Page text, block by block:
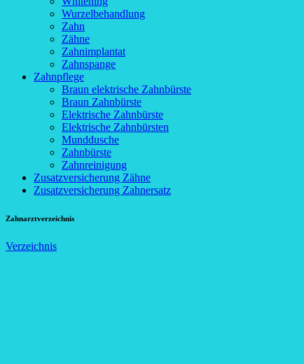
Wurzelbehandlung
Zahn
Zähne
Zahnimplantat
Zahnspange
Zahnpflege
Braun elektrische Zahnbürste
Braun Zahnbürste
Elektrische Zahnbürste
Elektrische Zahnbürsten
Munddusche
Zahnbürste
Zahnreinigung
Zusatzversicherung Zähne
Zusatzversicherung Zahnersatz
Zahnarztverzeichnis
Verzeichnis